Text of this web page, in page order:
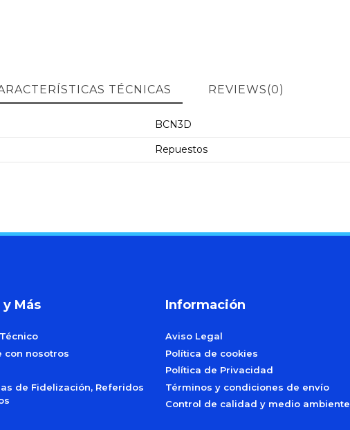
TÉCNICAS REVIEWS(0)
BCN3D
Repuestos
Más
con nosotros
de Fidelización, Referidos
Información
Aviso Legal
Política de cookies
Política de Privacidad
Términos y condiciones de envío
Control de calidad y medio ambiente